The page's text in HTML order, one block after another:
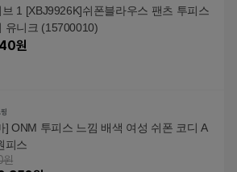
1 [XBJ9926K]쉬폰블라우스 팬츠 투피스
유니크 (15700010)
원
] ONM 투피스 느낌 배색 여성 쉬폰 코디 A
피스
원